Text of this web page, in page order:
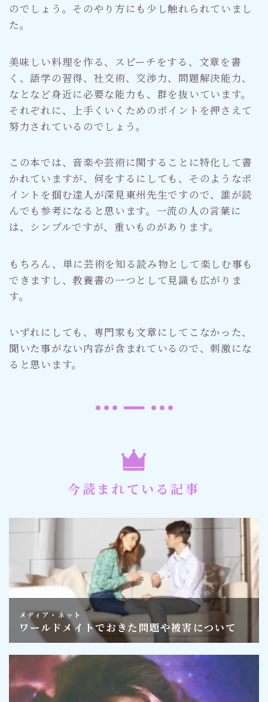
のでしょう。そのやり方にも少し触れられていまし
た。
美味しい料理を作る、スピーチをする、文章を書
く、語学の習得、社交術、交渉力、問題解決能力、
なとなど身近に必要な能力も、群を抜いています。
それぞれに、上手くいくためのポイントを押さえて
努力されているのでしょう。
この本では、音楽や芸術に関することに特化して書
かれていますが、何をするにしても、そのようなポ
イントを掴む達人が深見東州先生ですので、誰が読
んでも参考になると思います。一流の人の言葉に
は、シンプルですが、重いものがあります。
もちろん、単に芸術を知る読み物として楽しむ事も
できますし、教養書の一つとして見識も広がりま
す。
いずれにしても、専門家も文章にしてこなかった、
聞いた事がない内容が含まれているので、刺激にな
ると思います。
今読まれている記事